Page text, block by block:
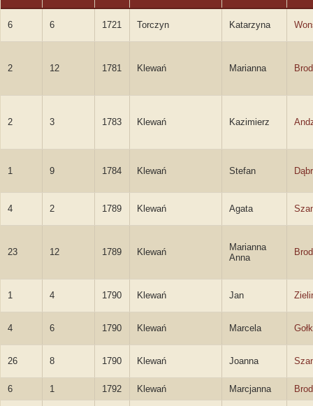
6 6 1721 Torczyn Katarzyna
2 12 1781 Klewań Marianna
2 3 1783 Klewań Kazimierz
1 9 1784 Klewań Stefan
4 2 1789 Klewań Agata
23 12 1789 Klewań
Marianna
Anna
1 4 1790 Klewań Jan
4 6 1790 Klewań Marcela
26 8 1790 Klewań Joanna
6 1 1792 Klewań Marcjanna